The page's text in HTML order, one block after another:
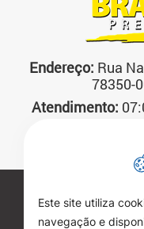
Endereço: Rua
78350-
Atendimento:
Copyright 2026.
Este site utiliza
navegação e